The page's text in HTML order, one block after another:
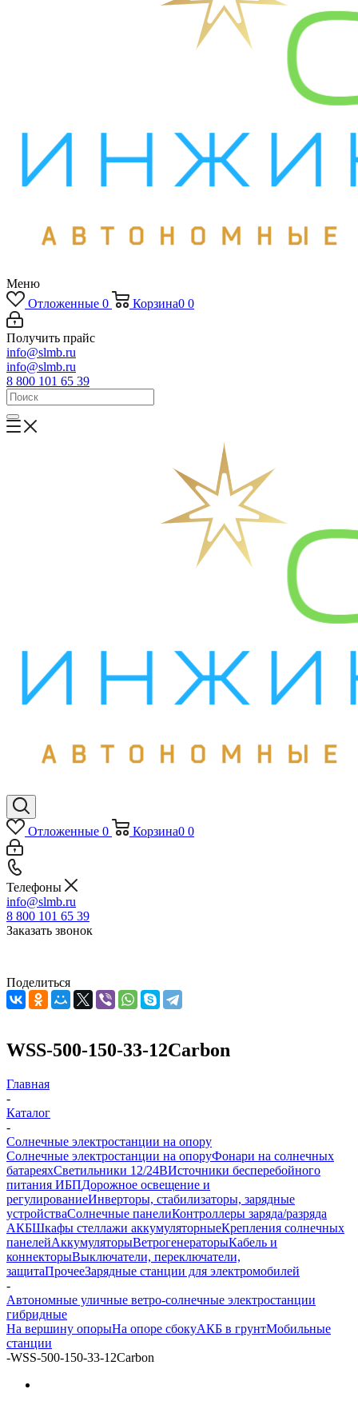
Меню
Отложенные 0 Корзина0 0
Получить прайс
info@slmb.ru
info@slmb.ru
8 800 101 65 39
Отложенные 0 Корзина0 0
Телефоны
info@slmb.ru
8 800 101 65 39
Заказать звонок
Поделиться
WSS-500-150-33-12Carbon
Главная
-
Каталог
-
Солнечные электростанции на опору
Солнечные электростанции на опоруФонари на солнечных
батареяхСветильники 12/24ВИсточники бесперебойного
питания ИБПДорожное освещение и
регулированиеИнверторы, стабилизаторы, зарядные
устройстваСолнечные панелиКонтроллеры заряда/разряда
АКБШкафы стеллажи аккумуляторныеКрепления солнечных
панелейАккумуляторыВетрогенераторыКабель и
коннекторыВыключатели, переключатели,
защитаПрочееЗарядные станции для электромобилей
-
Автономные уличные ветро-солнечные электростанции
гибридные
На вершину опорыНа опоре сбокуАКБ в грунтМобильные
станции
-WSS-500-150-33-12Carbon